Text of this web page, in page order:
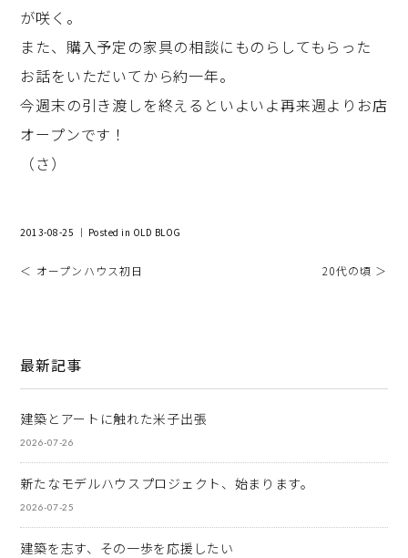
が咲く。
また、購入予定の家具の相談にものらしてもらった
お話をいただいてから約一年。
今週末の引き渡しを終えるといよいよ再来週よりお店
オープンです！
（さ）
2013-08-25 ｜ Posted in OLD BLOG
＜ オープンハウス初日 20代の頃 ＞
最新記事
建築とアートに触れた米子出張
2026-07-26
新たなモデルハウスプロジェクト、始まります。
2026-07-25
建築を志す、その一歩を応援したい